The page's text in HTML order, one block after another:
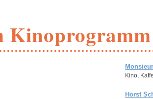
Kinoprogramm
Kino,
Horst